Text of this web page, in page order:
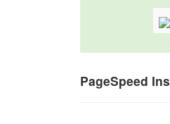
PageSpeed